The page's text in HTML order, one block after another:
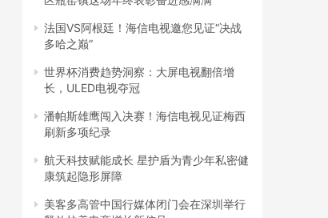
法国VS阿根廷！海信电视邀您见证“决战
多哈之巅”
世界杯消费趋势洞察：大屏电视翻倍增
长，ULED电视夺冠
潘帕斯雄鹰闯入决赛！海信电视见证梅西
刷新多项纪录
航天科技赋能成长 星护盾为青少年私密健
康筑起隐形屏障
美客多高管中国行媒体闭门会在深圳举行